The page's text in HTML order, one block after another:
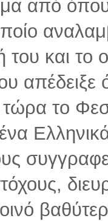
από όπου
του και
απέδειξε
το